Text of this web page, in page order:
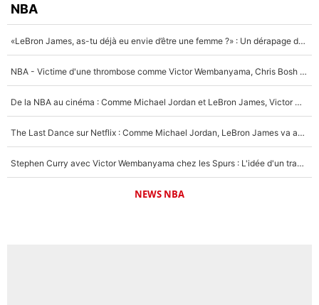
NBA
«LeBron James, as-tu déjà eu envie d’être une femme ?» : Un dérapage de Donald Trump sur la superstar de la NBA refait surface
NBA - Victime d'une thrombose comme Victor Wembanyama, Chris Bosh prévient le Français des risques sur sa santé : «J’ai failli mourir sur le coup et j’ai été ramené à la vie»
De la NBA au cinéma : Comme Michael Jordan et LeBron James, Victor Wembanyama rêve d'une carrière d'acteur !
The Last Dance sur Netflix : Comme Michael Jordan, LeBron James va avoir le droit à sa série !
Stephen Curry avec Victor Wembanyama chez les Spurs : L'idée d'un trade historique est lancée en NBA !
NEWS NBA